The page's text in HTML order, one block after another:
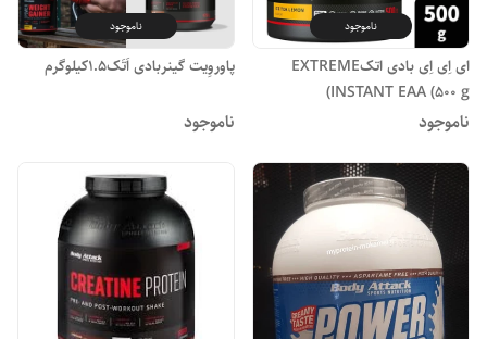
ناموجود
ای اِی اِی بادی اتکEXTREME
INSTANT EAA (500 g)
ناموجود
ناموجود
پاوروِیت گینربادی اَتَک1.5کیلوگرم
ناموجود